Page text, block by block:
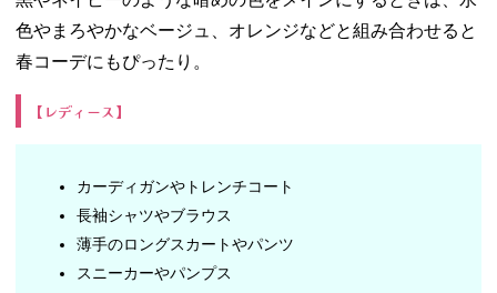
色やまろやかなベージュ、オレンジなどと組み合わせると
春コーデにもぴったり。
【レディース】
カーディガンやトレンチコート
長袖シャツやブラウス
薄手のロングスカートやパンツ
スニーカーやパンプス